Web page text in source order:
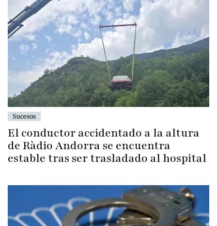
Sucesos
El conductor accidentado a la altura
de Ràdio Andorra se encuentra
estable tras ser trasladado al hospital